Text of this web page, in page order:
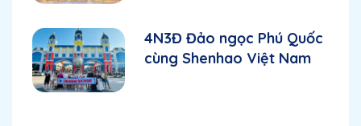
4N3Đ Đảo ngọc Phú Quốc
cùng Shenhao Việt Nam